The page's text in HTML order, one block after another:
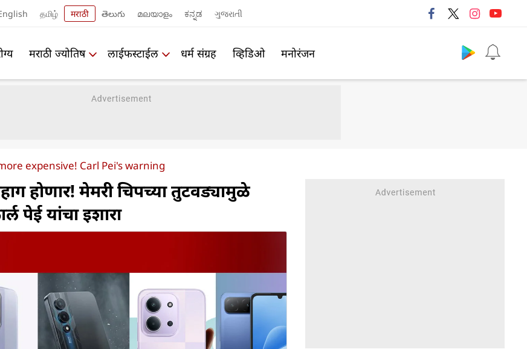
தமிழ் मराठी తెలుగు മലയാളം ಕನ್ನಡ ગુજરાતી
मराठी ज्योतिष लाईफस्टाईल धर्म संग्रह व्हिडिओ मनोरंजन
expensive! Carl Pei's warning
होणार! मेमरी चिपच्या तुटवड्यामुळे
पेई यांचा इशारा